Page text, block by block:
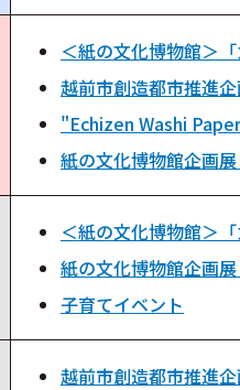
＜紙の文化博物館＞
越前市創造都市推進
"Echizen Washi
紙の文化博物館企画
＜紙の文化博物館＞
紙の文化博物館企画
子育てイベント
越前市創造都市推進